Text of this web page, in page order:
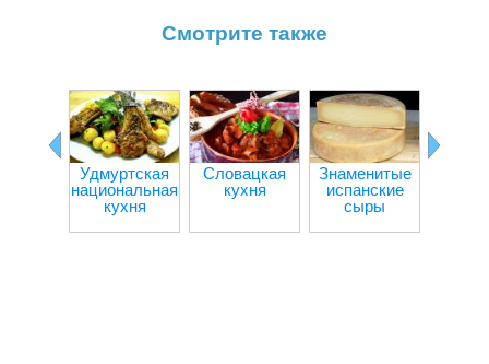
Смотрите также
Удмуртская
национальная
кухня
Словацкая
кухня
Знаменитые
испанские
сыры